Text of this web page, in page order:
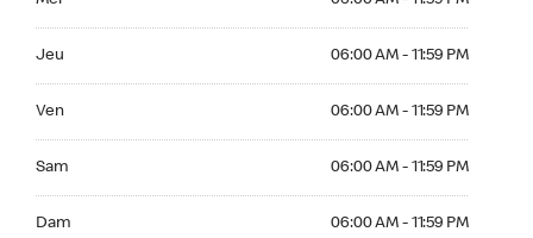
Jeu 06:00 AM - 11:59 PM
Ven 06:00 AM - 11:59 PM
Sam 06:00 AM - 11:59 PM
Dam 06:00 AM - 11:59 PM